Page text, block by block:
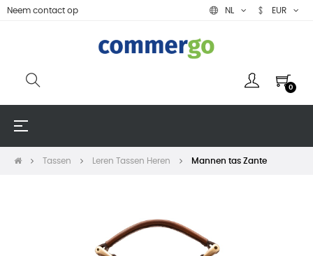
Neem contact op NL EUR
0
Toggle
☰
Tassen Leren Tassen Heren Mannen tas Zante